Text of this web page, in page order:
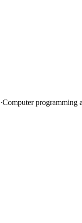
·Computer programming